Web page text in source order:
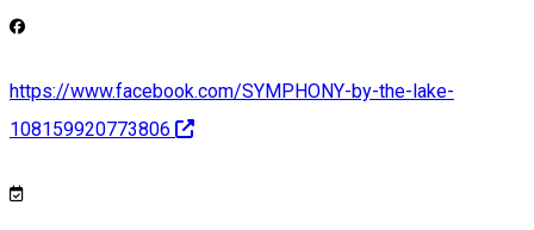
https://www.facebook.com/SYMPHONY-by-the-lake-
108159920773806